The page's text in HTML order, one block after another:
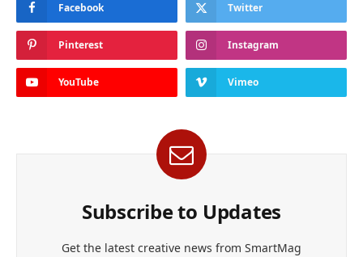
Facebook Twitter
Pinterest Instagram
YouTube Vimeo
Subscribe to Updates
Get the latest creative news from SmartMag